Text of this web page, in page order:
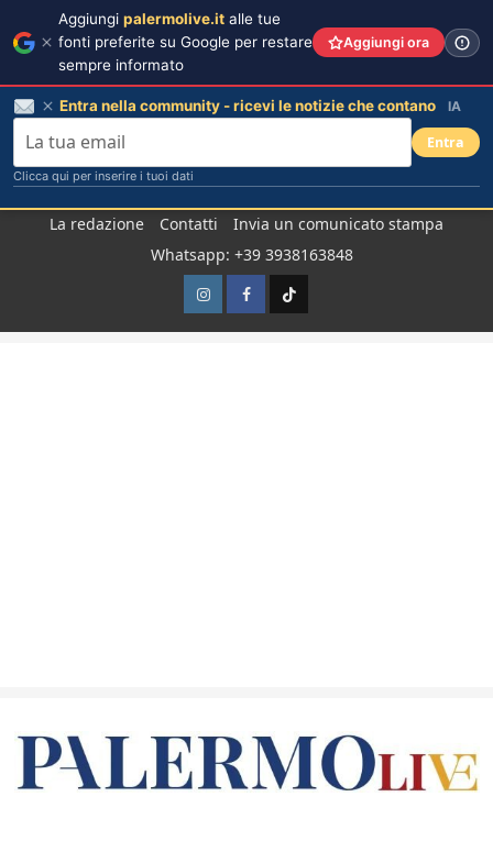
La redazione Contatti
Invia un comunicato stampa
Whatsapp: +39 3938163848
InstagramFacebook
TikTok
Aggiungi palermolive.it alle tue
fonti preferite su Google per restare
sempre informato
Aggiungi ora
Entra nella community - ricevi le notizie che contano IA
Entra
Clicca qui per inserire i tuoi dati